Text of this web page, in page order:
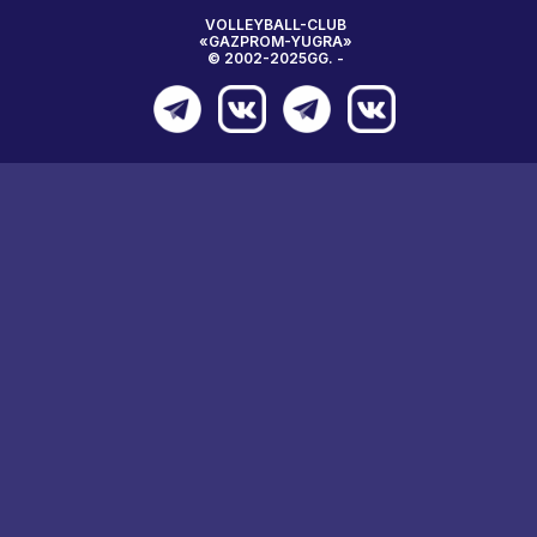
VOLLEYBALL-CLUB
«GAZPROM-YUGRA»
© 2002-2025GG. -